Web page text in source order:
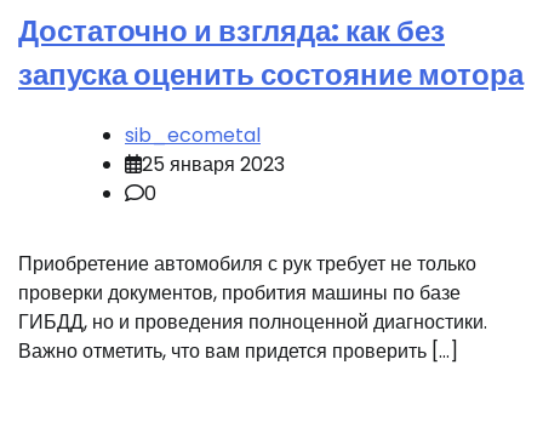
Достаточно и взгляда: как без
запуска оценить состояние мотора
sib_ecometal
25 января 2023
0
Приобретение автомобиля с рук требует не только
проверки документов, пробития машины по базе
ГИБДД, но и проведения полноценной диагностики.
Важно отметить, что вам придется проверить […]